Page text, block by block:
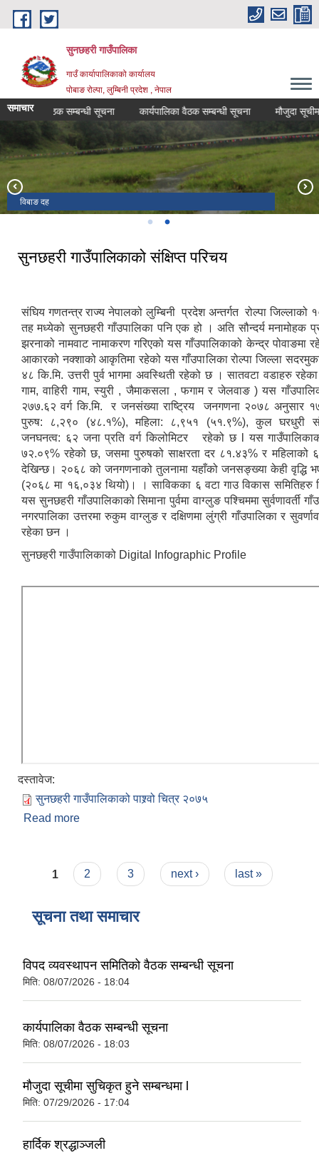
Skip to main content
सुनछहरी गाउँपालिका
गाउँ कार्यापालिकाको कार्यालय
पोबाङ रोल्पा, लुम्बिनी प्रदेश , नेपाल
समाचारवैठक सम्बन्धी सूचना कार्यपालिका वैठक सम्बन्धी सूचना मौजुदा सूचीमा
सुनछहरी झरना
विबाङ दह
सुनछहरी गाउँपालिकाको संक्षिप्त परिचय
संघिय गणतन्त्र राज्य नेपालको लुम्बिनी प्रदेश अन्तर्गत रोल्पा जिल्लाको
तह मध्येको सुनछहरी गाँउपालिका पनि एक हो । अति सौन्दर्य मनामोहक
झरनाको नामवाट नामाकरण गरिएको यस गाँउपालिकाको केन्द्र पोवाङमा
आकारको नक्शाको आकृतिमा रहेको यस गाँउपालिका रोल्पा जिल्ला
४८ कि.मि. उत्तरी पुर्व भागमा अवस्थिती रहेको छ । सातवटा वडाहरु
गाम, वाहिरी गाम, स्युरी , जैमाकसला , फगाम र जेलवाङ ) यस
२७७.६२ वर्ग कि.मि. र जनसंख्या राष्ट्रिय जनगणना २०७८ अनुसार
पुरुष: ८,२९० (४८.१%), महिला: ८,९५१ (५१.९%), कुल घरधुरी
जनघनत्व: ६२ जना प्रति वर्ग किलोमिटर रहेको छ l यस
७२.०९% रहेको छ, जसमा पुरुषको साक्षरता दर ८१.४३% र महिलाको
देखिन्छ। २०६८ को जनगणनाको तुलनामा यहाँको जनसङ्ख्या केही वृद्धि
(२०६८ मा १६,०३४ थियो)। । साविकका ६ वटा गाउ विकास समितिहरु
यस सुनछहरी गाँउपालिकाको सिमाना पुर्वमा वाग्लुङ पश्चिममा सुर्वणावर्ती
नगरपालिका उत्तरमा रुकुम वाग्लुङ र दक्षिणमा लुंग्री गाँउपालिका र
रहेका छन ।
सुनछहरी गाउँपालिकाको Digital Infographic Profile
दस्तावेज:
सुनछहरी गाउँपालिकाको‌‍‍‌ पाश्र्वो चित्र २०७५
Read more
Pages
1 2 3 next › last »
सूचना तथा समाचार
विपद व्यवस्थापन समितिको वैठक सम्बन्धी सूचना
मिति: 08/07/2026 - 18:04
कार्यपालिका वैठक सम्बन्धी सूचना
मिति: 08/07/2026 - 18:03
मौजुदा सूचीमा सुचिकृत हुने सम्बन्धमा l
मिति: 07/29/2026 - 17:04
हार्दिक श्रद्धाञ्जली